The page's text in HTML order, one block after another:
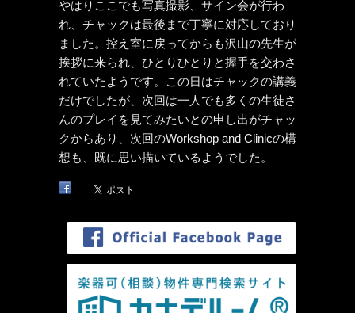
やはりここでも写真撮影、サイン会が行わ
れ、チャックは最後まで丁寧に対応しており
ました。控え室に戻ってからも沢山の先生が
挨拶に来られ、ひとりひとりと握手を交わさ
れていたようです。この日はチャックの講義
だけでしたが、次回は一人でも多くの生徒さ
んのプレイを見てみたいとの申し出がチャッ
クからあり、次回のWorkshop and Clinicの構
想も、既に思い描いているようでした。